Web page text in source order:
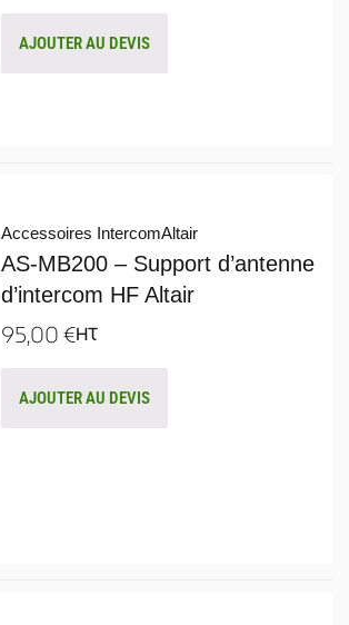
AJOUTER AU DEVIS
Accessoires IntercomAltair
AS-MB200 – Support d’antenne
d’intercom HF Altair
95,00€HT
AJOUTER AU DEVIS